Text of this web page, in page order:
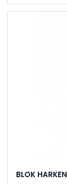
BLOK